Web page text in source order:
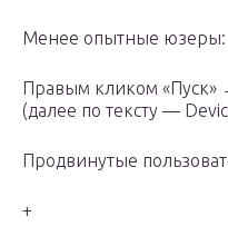
Менее опытные юзеры:
Правым кликом «Пуск»
(далее по тексту —
Продвинутые
+